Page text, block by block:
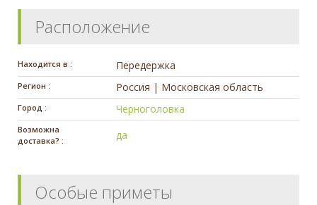
Расположение
Находится в : Передержка
Регион : Россия | Московская область
Город : Черноголовка
Возможна
доставка? :
да
Особые приметы